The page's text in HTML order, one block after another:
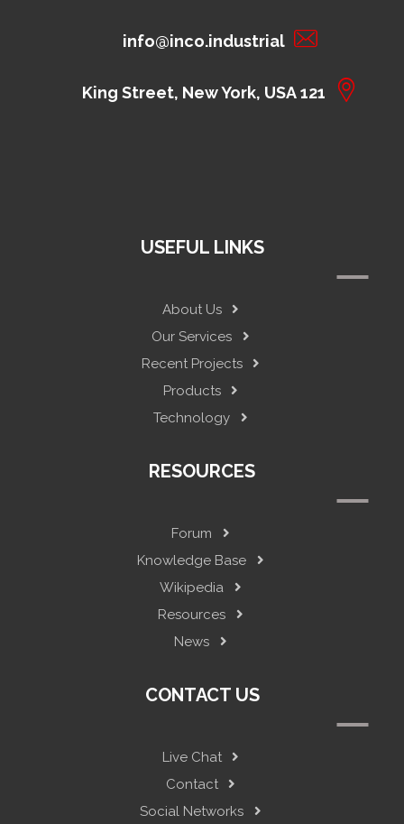
info@inco.industrial
121 King Street, New York, USA
USEFUL LINKS
About Us
Our Services
Recent Projects
Products
Technology
RESOURCES
Forum
Knowledge Base
Wikipedia
Resources
News
CONTACT US
Live Chat
Contact
Social Networks